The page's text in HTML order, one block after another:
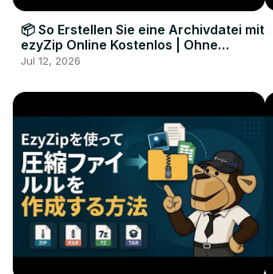
📦 So Erstellen Sie eine Archivdatei mit
ezyZip Online Kostenlos | Ohne
Softwareinstallation
Jul 12, 2026